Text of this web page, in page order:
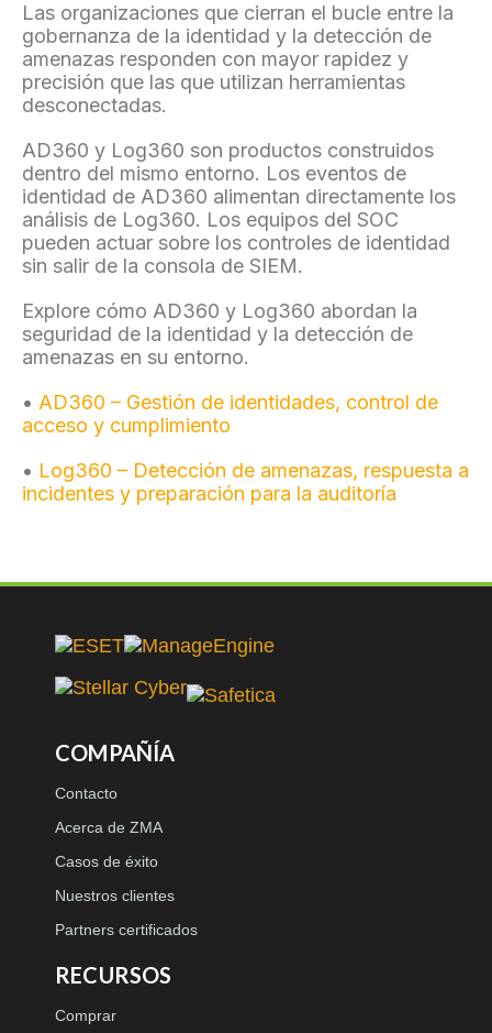
Las organizaciones que cierran el bucle entre la
gobernanza de la identidad y la detección de
amenazas responden con mayor rapidez y
precisión que las que utilizan herramientas
desconectadas.
AD360 y Log360 son productos construidos
dentro del mismo entorno. Los eventos de
identidad de AD360 alimentan directamente los
análisis de Log360. Los equipos del SOC
pueden actuar sobre los controles de identidad
sin salir de la consola de SIEM.
Explore cómo AD360 y Log360 abordan la
seguridad de la identidad y la detección de
amenazas en su entorno.
• AD360 – Gestión de identidades, control de
acceso y cumplimiento
• Log360 – Detección de amenazas, respuesta a
incidentes y preparación para la auditoría
COMPAÑÍA
Contacto
Acerca de ZMA
Casos de éxito
Nuestros clientes
Partners certificados
RECURSOS
Comprar